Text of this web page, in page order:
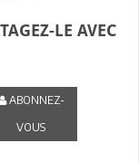
LE AVEC
ABONNEZ-
VOUS